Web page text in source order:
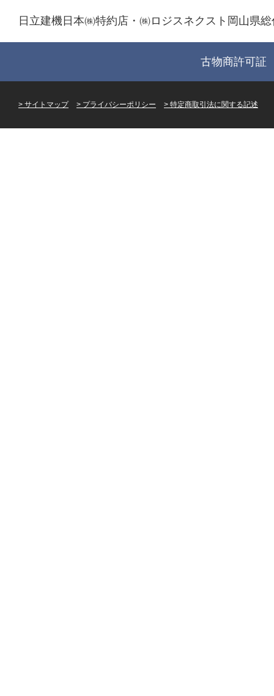
日立建機日本㈱特約店・㈱ロジスネクスト岡山県
古物商許可
サイトマップ プライバシーポリシー 特定商取引法に関する記述